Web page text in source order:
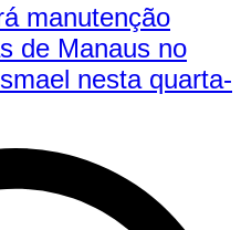
manutenção
de Manaus no
nesta quarta-